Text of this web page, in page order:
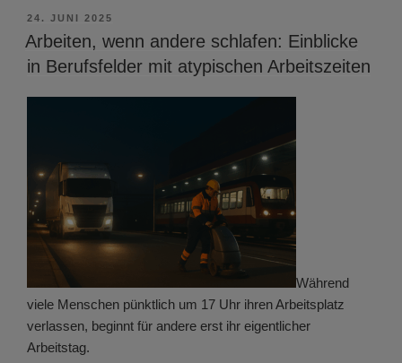
VERÖFFENTLICHT
AM
24. JUNI 2025
Arbeiten, wenn andere schlafen: Einblicke
in Berufsfelder mit atypischen Arbeitszeiten
Während
viele Menschen pünktlich um 17 Uhr ihren Arbeitsplatz
verlassen, beginnt für andere erst ihr eigentlicher
Arbeitstag.